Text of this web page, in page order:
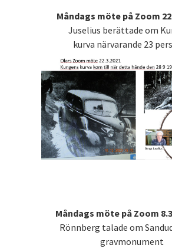
Måndags möte på Zoom
Juselius berättade om
kurva närvarande 23
Måndags möte på Zoom
Rönnberg talade om
gravmonument